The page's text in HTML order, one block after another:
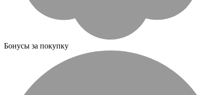
Бонусы за покупку